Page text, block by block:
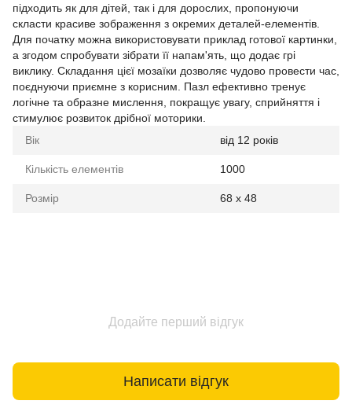
підходить як для дітей, так і для дорослих, пропонуючи
скласти красиве зображення з окремих деталей-елементів.
Для початку можна використовувати приклад готової картинки,
а згодом спробувати зібрати її напам'ять, що додає грі
виклику. Складання цієї мозаїки дозволяє чудово провести час,
поєднуючи приємне з корисним. Пазл ефективно тренує
логічне та образне мислення, покращує увагу, сприйняття і
стимулює розвиток дрібної моторики.
Вік
від 12 років
Кількість елементів 1000
Розмір 68 x 48
Додайте перший відгук
Написати відгук